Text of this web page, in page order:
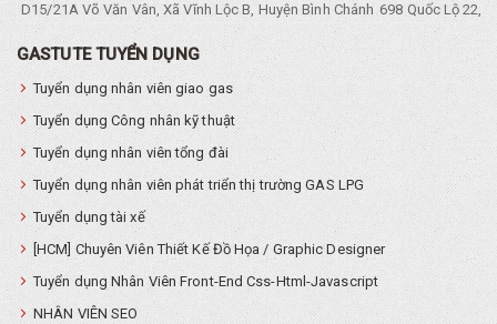
D15/21A Võ Văn Vân, Xã Vĩnh Lộc B, Huyện Bình Chánh 698 Quốc Lộ 22,
GASTUTE TUYỂN DỤNG
Tuyển dụng nhân viên giao gas
Tuyển dụng Công nhân kỹ thuật
Tuyển dụng nhân viên tổng đài
Tuyển dụng nhân viên phát triển thị trường GAS LPG
Tuyển dụng tài xế
[HCM] Chuyên Viên Thiết Kế Đồ Họa / Graphic Designer
Tuyển dụng Nhân Viên Front-End Css-Html-Javascript
NHÂN VIÊN SEO